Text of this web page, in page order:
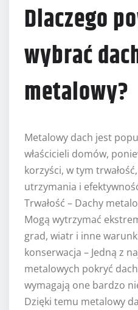
Dlaczego
wybrać
metalowy?
Metalowy dach jest
właścicieli domów,
korzyści, w tym
utrzymania i
Trwałość – Dachy
Mogą wytrzymać
grad, wiatr i inne
konserwacja – Jedną z
metalowych pokryć
wymagają one bardzo
Dzięki temu metalowy